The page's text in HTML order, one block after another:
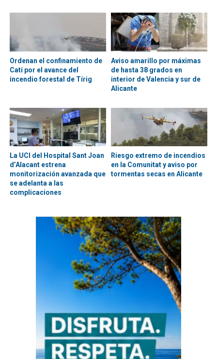
Ordenan el confinamiento de
Catí por el avance del
incendio forestal de Tírig
Aviso amarillo por máximas
de hasta 38 grados en
interior de Valencia y sur de
Alicante
La UCI del Hospital Sant Joan
d’Alacant estrena
monitorización avanzada que
se adelanta a las
complicaciones
Riesgo extremo de incendios
en la Comunitat y aviso por
tormentas secas en Alicante